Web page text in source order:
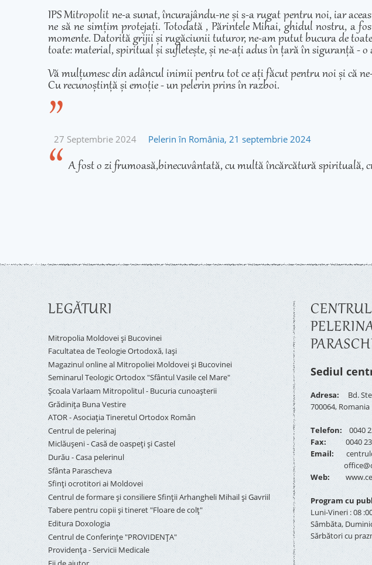
IPS Mitropolit ne-a sunat, încurajându-ne și s-a rugat pentru noi, iar
ne să ne simțim protejați. Totodată , Părintele Mihai, ghidul nostru, a
momente. Datorită grijii și rugăciunii tuturor, ne-am putut bucura de
toate: material, spiritual și sufletește, și ne-ați adus în țară în siguranță -
Vă mulțumesc din adâncul inimii pentru tot ce ați făcut pentru noi și că
Cu recunoștință și emoție - un pelerin prins în razboi.
27 Septembrie 2024 Pelerin în România, 21 septembrie 2024
A fost o zi frumoasă,binecuvântată, cu multă încărcătură spirituală,
LEGĂTURI
Mitropolia Moldovei și Bucovinei
Facultatea de Teologie Ortodoxă, Iaşi
Magazinul online al Mitropoliei Moldovei și Bucovinei
Seminarul Teologic Ortodox "Sfântul Vasile cel Mare"
Şcoala Varlaam Mitropolitul - Bucuria cunoaşterii
Grădinița Buna Vestire
ATOR - Asociaţia Tineretul Ortodox Român
Centrul de pelerinaj
Miclăușeni - Casă de oaspeţi şi Castel
Durău - Casa pelerinul
Sfânta Parascheva
Sfinți ocrotitori ai Moldovei
Centrul de formare și consiliere Sfinții Arhangheli Mihail și Gavriil
Tabere pentru copii şi tineret "Floare de colţ"
Editura Doxologia
Centrul de Conferinţe "PROVIDENŢA"
Providenţa - Servicii Medicale
Sediul
Adresa: Bd.
700064, Romania
Telefon:0040
Fax: 0040 232
Email:
Web:
Program cu
Luni-Vineri : 08
Sâmbăta,
Sărbători cu